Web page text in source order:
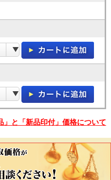
」と「新品印付」価格について